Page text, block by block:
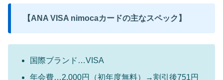
【ANA VISA nimocaカードの主なスペック】
国際ブランド…VISA
年会費…2,000円（初年度無料）→割引後751円